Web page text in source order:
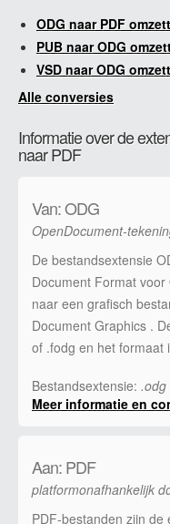
ODG naar PDF
PUB naar ODG
VSD naar ODG
Alle conversies
Informatie over de
naar PDF
Van: ODG
OpenDocument-
De bestandsextensie
Document Format
naar een grafisch
Document Graphics .
of .fodg en het
Bestandsextensie: .odg
Meer informatie en
Aan: PDF
platformonafhankelijk
PDF-bestanden zijn